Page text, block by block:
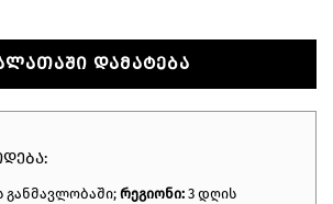
ᲓᲐᲛᲐᲢᲔᲑᲐ
განმავლობაში; რეგიონი: 3 დღის